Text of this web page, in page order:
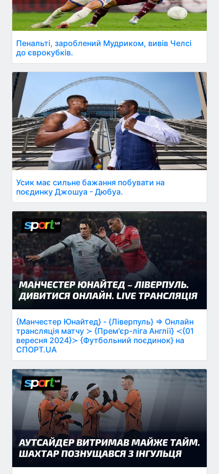
Пенальті, зароблений Мудриком, вивів Челсі
до єврокубків.
Усик має сильне бажання побувати на
поєдинку Джошуа - Дюбуа.
{Манчестер Юнайтед} - {Ліверпуль} ⇒ Онлайн
трансляція матчу ≻ {Прем'єр-ліга Англії} ≺{01
вересня 2024}≻ {Футбольний поєдинок} на
СПОРТ.UA